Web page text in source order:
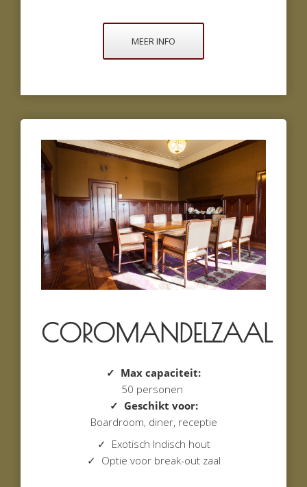
MEER INFO
COROMANDELZAAL
✓ Max capaciteit:
50 personen
✓ Geschikt voor:
Boardroom, diner, receptie
✓ Exotisch Indisch hout
✓ Optie voor break-out zaal